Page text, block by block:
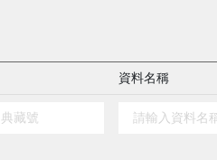
資料名稱